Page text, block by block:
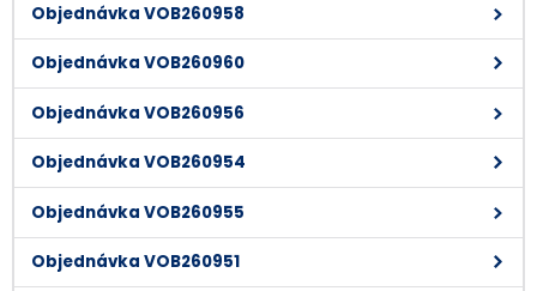
Objednávka VOB260958
Objednávka VOB260960
Objednávka VOB260956
Objednávka VOB260954
Objednávka VOB260955
Objednávka VOB260951